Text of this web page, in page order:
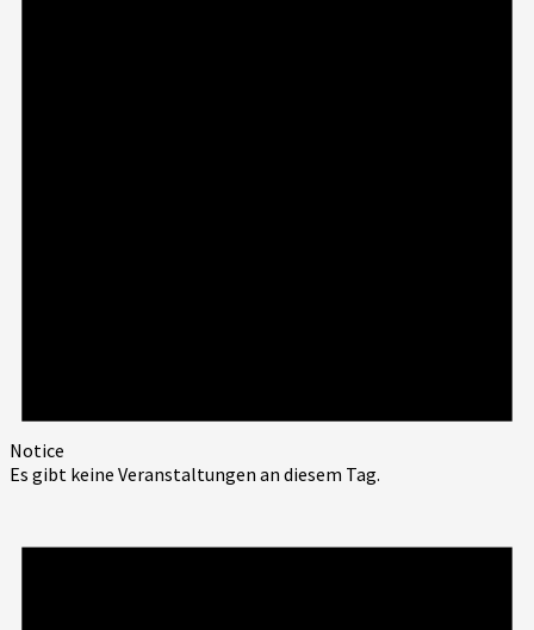
Notice
Es gibt keine Veranstaltungen an diesem Tag.